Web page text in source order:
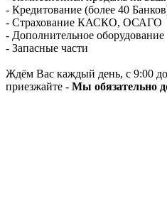
- Кредитование (более 40
- Страхование КАСКО, ОСАГО
- Дополнительное оборудование
- Запасные части
Ждём Вас каждый день, с 9:00
приезжайте - Мы обязательно